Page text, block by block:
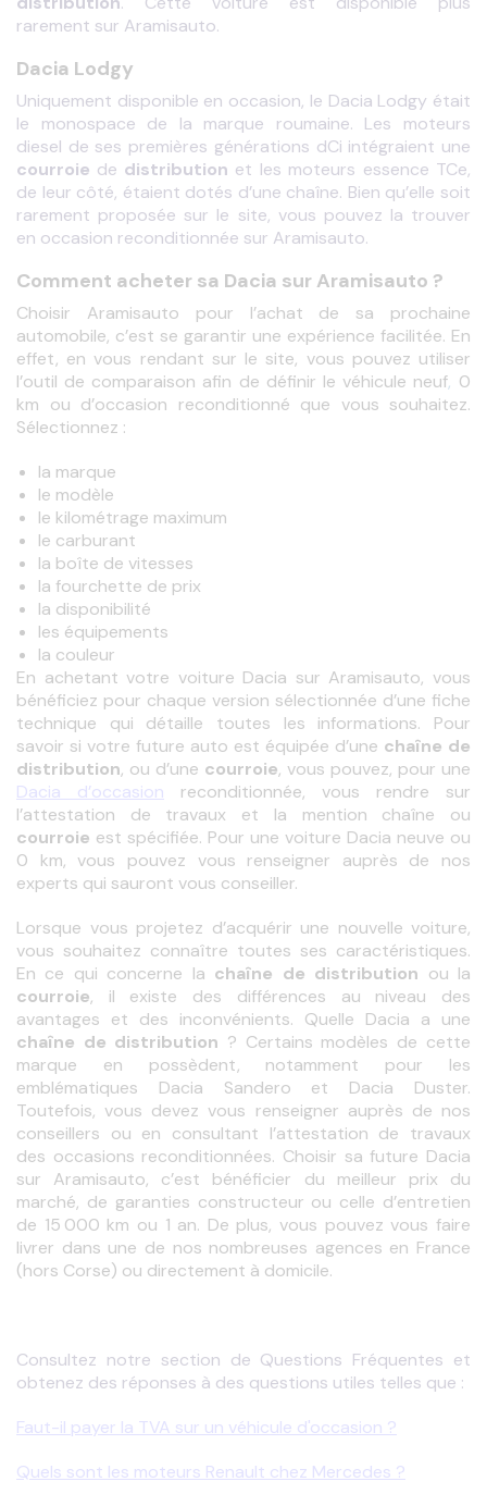
rarement sur Aramisauto.
Dacia Lodgy
Uniquement disponible en occasion, le Dacia Lodgy était
le monospace de la marque roumaine. Les moteurs
courroie de distribution et les moteurs essence TCe,
de leur côté, étaient dotés d’une chaîne. Bien qu’elle soit
rarement proposée sur le site, vous pouvez la trouver
en occasion reconditionnée sur Aramisauto.
Comment acheter sa Dacia sur Aramisauto ?
Choisir Aramisauto pour l’achat de sa prochaine
automobile, c’est se garantir une expérience facilitée. En
effet, en vous rendant sur le site, vous pouvez utiliser
l’outil de comparaison afin de définir le véhicule neuf, 0
km ou d’occasion reconditionné que vous souhaitez.
Sélectionnez :
la marque
le modèle
le kilométrage maximum
le carburant
la boîte de vitesses
la fourchette de prix
la disponibilité
les équipements
la couleur
En achetant votre voiture Dacia sur Aramisauto, vous
bénéficiez pour chaque version sélectionnée d’une fiche
technique qui détaille toutes les informations. Pour
savoir si votre future auto est équipée d’une chaîne de
distribution, ou d’une courroie
Dacia d’occasion reconditionnée, vous rendre sur
courroie est spécifiée. Pour une voiture Dacia neuve ou
0 km, vous pouvez vous renseigner auprès de nos
experts qui sauront vous conseiller.
Lorsque vous projetez d’acquérir une nouvelle voiture,
vous souhaitez connaître toutes ses caractéristiques.
En ce qui concerne la chaîne de distribution
courroie, il existe des différences au niveau des
chaîne de distribution ? Certains modèles de cette
marque en possèdent, notamment pour les
emblématiques Dacia Sandero et Dacia Duster.
Toutefois, vous devez vous renseigner auprès de nos
conseillers ou en consultant l’attestation de travaux
des occasions reconditionnées. Choisir sa future Dacia
sur Aramisauto, c’est bénéficier du meilleur prix du
marché, de garanties constructeur ou celle d’entretien
de 15 000 km ou 1 an. De plus, vous pouvez vous faire
livrer dans une de nos nombreuses agences en France
(hors Corse) ou directement à domicile.
Consultez notre section de Questions Fréquentes et
obtenez des réponses à des questions utiles telles que :
Faut-il payer la TVA sur un véhicule d'occasion ?
Quels sont les moteurs Renault chez Mercedes ?